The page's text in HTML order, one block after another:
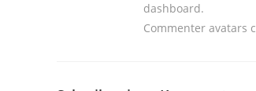
dashboard.
Commenter avatars